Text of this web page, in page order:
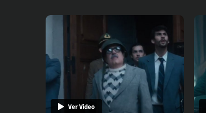
Ver Video